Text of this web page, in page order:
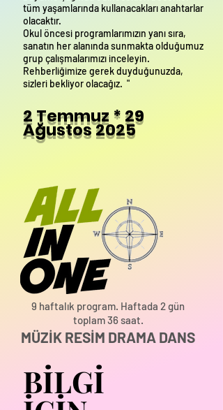
tüm yaşamlarında kullanacakları anahtarlar
olacaktır.
Okul öncesi programlarımızın yanı sıra,
sanatın her alanında sunmakta olduğumuz
grup çalışmalarımızı inceleyin.
Rehberliğimize gerek duyduğunuzda,
sizleri bekliyor olacağız. "
2 Temmuz * 29
Ağustos 2025
9 haftalık program. Haftada 2 gün
toplam 36 saat.
MÜZİK RESİM DRAMA DANS
BİLGİ
BİLGİ